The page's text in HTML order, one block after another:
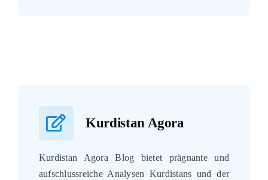
Kurdistan Agora
Kurdistan Agora Blog bietet prägnante und
aufschlussreiche Analysen Kurdistans und der